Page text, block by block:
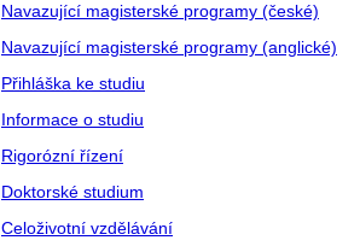
Navazující magisterské programy (české)
Navazující magisterské programy (anglické)
Přihláška ke studiu
Informace o studiu
Rigorózní řízení
Doktorské studium
Celoživotní vzdělávání